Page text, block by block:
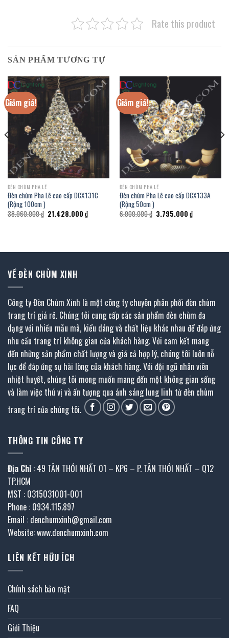
Rate this product
SẢN PHẨM TƯƠNG TỰ
Giảm giá!
ĐÈN CHÙM PHA LÊ
Đèn chùm Pha Lê cao cấp DCX131C
(Rộng 100cm )
38.960.000₫ Giá
gốc
21.428.000 ₫Giá
hiện
Giảm giá!
ĐÈN CHÙM PHA LÊ
Đèn chùm Pha Lê cao cấp DCX133A
(Rộng 50cm )
6.900.000₫ Giá
gốc
3.795.000 ₫Giá
hiện
VỀ ĐÈN CHÙM XINH
Công ty Đèn Chùm Xinh là một công ty chuyên phân phối đèn chùm
trang trí giá rẻ. Chúng tôi cung cấp các sản phẩm đèn chùm đa
dạng với nhiều mẫu mã, kiểu dáng và chất liệu khác nhau để đáp ứng
nhu cầu trang trí không gian của khách hàng. Với cam kết mang
đến những sản phẩm chất lượng và giá cả hợp lý, chúng tôi luôn nỗ
lực để đáp ứng sự hài lòng của khách hàng. Với đội ngũ nhân viên
nhiệt huyết, chúng tôi mong muốn mang đến một không gian sống
và làm việc thú vị và ấn tượng qua ánh sáng lung linh từ đèn chùm
trang trí của chúng tôi.
THÔNG TIN CÔNG TY
Địa Chỉ : 49 TÂN THỚI NHẤT 01 – KP6 – P. TÂN THỚI NHẤT – Q12
TP.HCM
MST : 0315031001-001
Phone : 0934.115.897
Email : denchumxinh@gmail.com
Website: www.denchumxinh.com
LIÊN KẾT HỮU ÍCH
Chính sách bảo mật
FAQ
Giới Thiệu